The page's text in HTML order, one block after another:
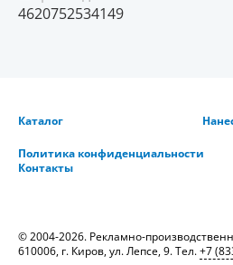
4620752534149
Каталог
Политика конфиденциальности
Контакты
© 2004-2026. Рекламно-
610006, г. Киров, ул. Лепсе, 9. Тел.+7